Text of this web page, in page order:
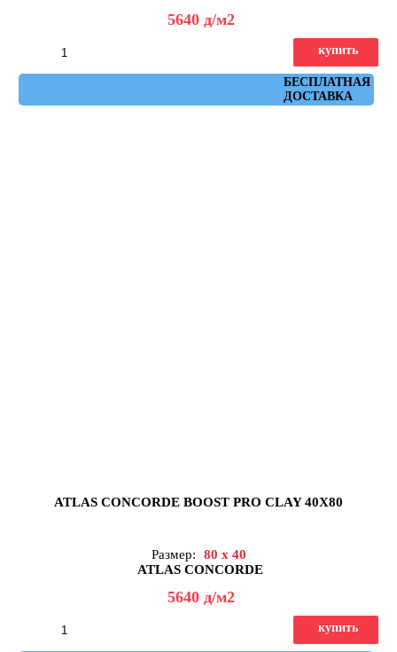
5640 д/м2
БЕСПЛАТНАЯ
ДОСТАВКА
купить
ATLAS CONCORDE BOOST PRO CLAY 40X80
Размер:
80 x 40
ATLAS CONCORDE
5640 д/м2
купить